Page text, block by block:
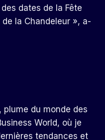
dates de la Fête
de la Chandeleur », a-
plume du monde des
World, où je
tendances et